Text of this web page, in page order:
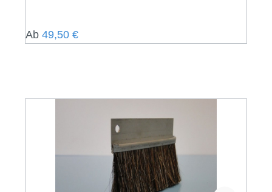
Regulärer Preis:
Ab 49,50 €